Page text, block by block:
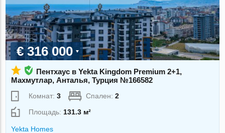
€ 316 000
Пентхаус в Yekta Kingdom Premium 2+1,
Махмутлар, Анталья, Турция №166582
Комнат:3 Спален:2
Площадь:131.3 м²
Yekta Homes